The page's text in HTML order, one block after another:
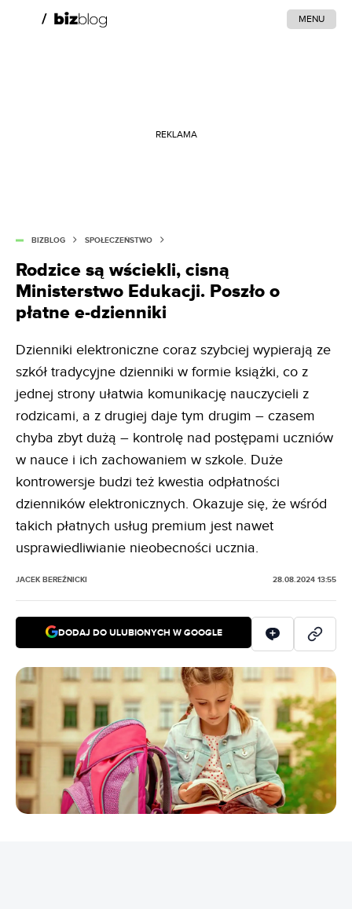
MENU
REKLAMA
BIZBLOG SPOŁECZEŃSTWO
Rodzice są wściekli, cisną
Ministerstwo Edukacji. Poszło o
płatne e-dzienniki
Dzienniki elektroniczne coraz szybciej wypierają ze
szkół tradycyjne dzienniki w formie książki, co z
jednej strony ułatwia komunikację nauczycieli z
rodzicami, a z drugiej daje tym drugim – czasem
chyba zbyt dużą – kontrolę nad postępami uczniów
w nauce i ich zachowaniem w szkole. Duże
kontrowersje budzi też kwestia odpłatności
dzienników elektronicznych. Okazuje się, że wśród
takich płatnych usług premium jest nawet
usprawiedliwianie nieobecności ucznia.
JACEK BEREŹNICKI 28.08.2024 13:55
DODAJ DO ULUBIONYCH W GOOGLE